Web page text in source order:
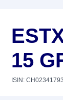
15
ISIN: